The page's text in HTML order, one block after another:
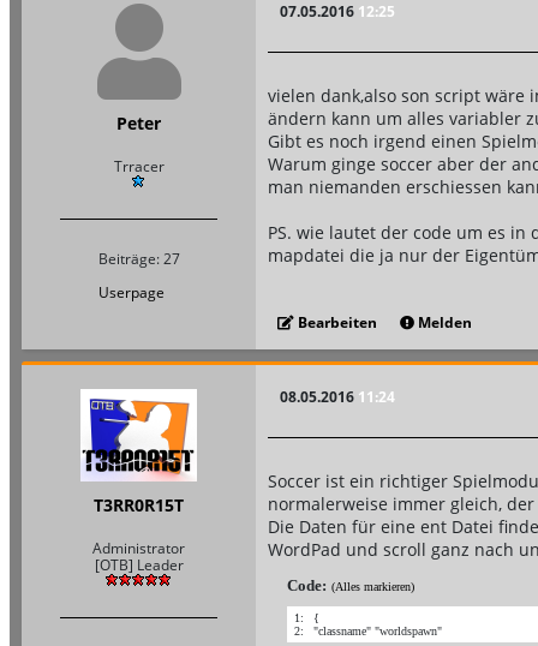
Peter
Trracer
Beiträge: 27
Userpage
07.05.2016 12:25
vielen dank,also son script wäre
ändern kann um alles variabler
Gibt es noch irgend einen
Warum ginge soccer aber der
man niemanden erschiessen
PS. wie lautet der code um es
mapdatei die ja nur der
Bearbeiten Melden
T3RR0R15T
Administrator
[OTB] Leader
08.05.2016 11:24
Soccer ist ein richtiger
normalerweise immer gleich,
Die Daten für eine ent Datei
WordPad und scroll ganz nach
Code: (Alles markieren)
1:
2:
{
"classname" "worldspawn"